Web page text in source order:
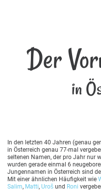
Der
in
In den letzten 40 Jahren (genau
in Österreich genau 77-mal
seltenen Namen, der pro Jahr nur
wurden gerade einmal 6
Jungennamen in Österreich sind
Mit einer ähnlichen Häufigkeit wie
Salim, Matti, Uroš und Roni